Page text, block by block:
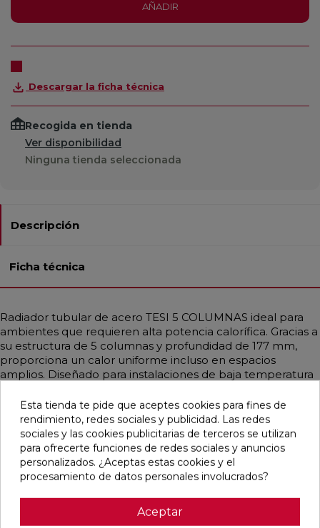
AÑADIR
Descargar la ficha técnica
Recogida en tienda
Ver disponibilidad
Ninguna tienda seleccionada
Descripción
Ficha técnica
Radiador tubular de acero TESI 5 COLUMNAS ideal para
ambientes que requieren alta potencia calorífica. Gracias a
su estructura de 5 columnas y profundidad de 177 mm,
proporciona un calor uniforme incluso en espacios
amplios. Diseñado para instalaciones de baja temperatura
Disponible en diferentes medidas, con potencias que
alcanzan hasta 3708 W. Incluye soportes universales del
mismo color, purgador y tapón ciego. Acabado en Blanco
Estándar o personalizable con colores RAL y Acabados
Irsap. Ideal para hogares, oficinas y espacios públicos
gracias a su diseño funcional y elegante.
Esta tienda te pide que aceptes cookies para fines de
rendimiento, redes sociales y publicidad. Las redes
sociales y las cookies publicitarias de terceros se utilizan
para ofrecerte funciones de redes sociales y anuncios
personalizados. ¿Aceptas estas cookies y el
procesamiento de datos personales involucrados?
Aceptar